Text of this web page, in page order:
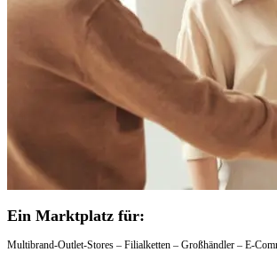
Ein Marktplatz für:
Multibrand-Outlet-Stores – Filialketten – Großhändler – E-